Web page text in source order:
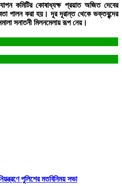
কমিটির কোষাধ্যক্ষ প্রয়াত অজিত দেবের
পালন করা হয়। দূর দূরান্ত থেকে ভক্তবৃন্দের
সনাতনী মিলনমেলায় রূপ নেয়।
পুলিশের মতবিনিময় সভা